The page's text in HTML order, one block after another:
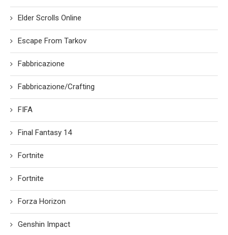
Elder Scrolls Online
Escape From Tarkov
Fabbricazione
Fabbricazione/Crafting
FIFA
Final Fantasy 14
Fortnite
Fortnite
Forza Horizon
Genshin Impact